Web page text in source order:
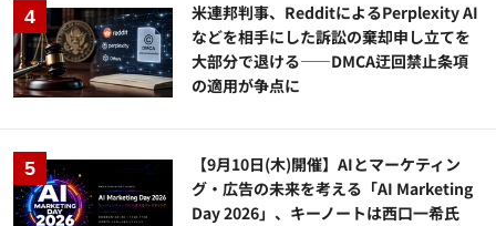
米連邦判事、RedditによるPerplexity AI
などを相手にした訴訟の棄却申し立てを
大部分で退ける——DMCA迂回禁止条項
の適用が争点に
【9月10日(木)開催】AIとマーケティン
グ・広告の未来を考える「AI Marketing
Day 2026」、キーノートは西口一希氏